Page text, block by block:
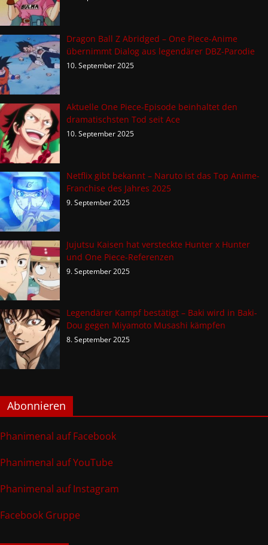
Dragon Ball Z Abridged – One Piece-Anime
übernimmt Dialog aus legendärer DBZ-Parodie
10. September 2025
Aktuelle One Piece-Episode beinhaltet den
dramatischsten Tod seit Ace
10. September 2025
Netflix gibt bekannt – Naruto ist das Top Anime-
Franchise des Jahres 2025
9. September 2025
Jujutsu Kaisen hat versteckte Hunter x Hunter
und One Piece-Referenzen
9. September 2025
Legendärer Kampf bestätigt – Baki wird in Baki-
Dou gegen Miyamoto Musashi kämpfen
8. September 2025
Abonnieren
Phanimenal auf Facebook
Phanimenal auf YouTube
Phanimenal auf Instagram
Facebook Gruppe